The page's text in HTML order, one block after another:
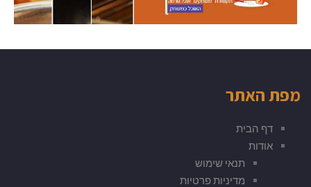
מפת האתר
דף הבית
אודות
תנאי שימוש
מדיניות פרטיות